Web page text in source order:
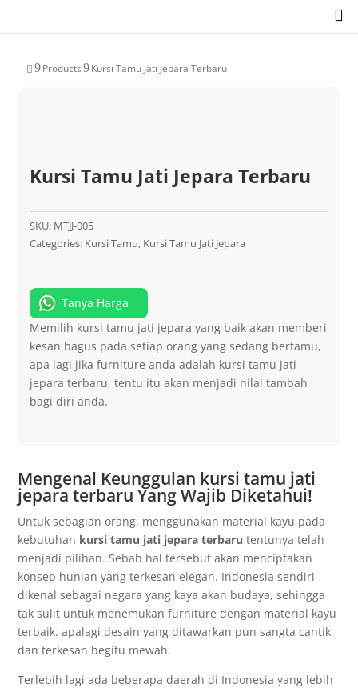

 9Products 9Kursi Tamu Jati Jepara Terbaru
Kursi Tamu Jati Jepara Terbaru
SKU: MTJJ-005
Categories: Kursi Tamu, Kursi Tamu Jati Jepara
Tanya Harga
Memilih kursi tamu jati jepara yang baik akan memberi
kesan bagus pada setiap orang yang sedang bertamu,
apa lagi jika furniture anda adalah kursi tamu jati
jepara terbaru, tentu itu akan menjadi nilai tambah
bagi diri anda.
Mengenal Keunggulan kursi tamu jati
jepara terbaru Yang Wajib Diketahui!
Untuk sebagian orang, menggunakan material kayu pada
kebutuhan kursi tamu jati jepara terbaru tentunya telah
menjadi pilihan. Sebab hal tersebut akan menciptakan
konsep hunian yang terkesan elegan. Indonesia sendiri
dikenal sebagai negara yang kaya akan budaya, sehingga
tak sulit untuk menemukan furniture dengan material kayu
terbaik. apalagi desain yang ditawarkan pun sangta cantik
dan terkesan begitu mewah.
Terlebih lagi ada beberapa daerah di Indonesia yang lebih